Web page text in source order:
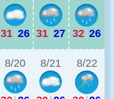
31 26 31 27 32 26
8/20 8/21 8/22